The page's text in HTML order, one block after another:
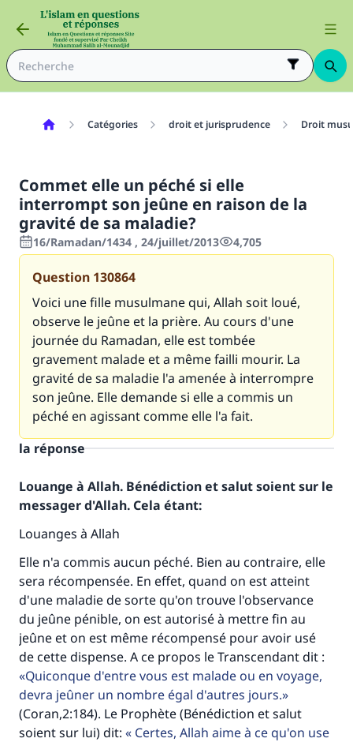
Catégories droit et jurisprudence Droit
Commet elle un péché si elle
interrompt son jeûne en raison de la
gravité de sa maladie?
16/Ramadan/1434 , 24/juillet/2013 4,705
Question 130864
Voici une fille musulmane qui, Allah soit loué,
observe le jeûne et la prière. Au cours d'une
journée du Ramadan, elle est tombée
gravement malade et a même failli mourir. La
gravité de sa maladie l'a amenée à interrompre
son jeûne. Elle demande si elle a commis un
péché en agissant comme elle l'a fait.
la réponse
Louange à Allah. Bénédiction et salut soient sur le
messager d'Allah. Cela étant:
Louanges à Allah
Elle n'a commis aucun péché. Bien au contraire, elle
sera récompensée. En effet, quand on est atteint
d'une maladie de sorte qu'on trouve l'observance
du jeûne pénible, on est autorisé à mettre fin au
jeûne et on est même récompensé pour avoir usé
de cette dispense. A ce propos le Transcendant dit :
Quiconque d'entre vous est malade ou en voyage,
devra jeûner un nombre égal d'autres jours.
(Coran,2:184). Le Prophète (Bénédiction et salut
soient sur lui) dit:
Certes, Allah aime à ce qu'on use
Faites une différence dans la vie de
millions de personnes grâce à votre
contribution